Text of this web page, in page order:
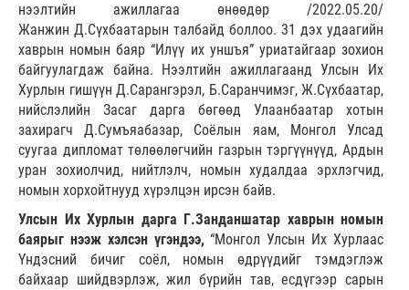
нээлтийн ажиллагаа өнөөдөр /2022.05.20/
Жанжин Д.Сүхбаатарын талбайд боллоо. 31 дэх удаагийн
хаврын номын баяр “Илүү их уншъя” уриатайгаар зохион
байгуулагдаж байна. Нээлтийн ажиллагаанд Улсын Их
Хурлын гишүүн Д.Сарангэрэл, Б.Саранчимэг, Ж.Сүхбаатар,
нийслэлийн Засаг дарга бөгөөд Улаанбаатар хотын
захирагч Д.Сумъяабазар, Соёлын яам, Монгол Улсад
суугаа дипломат төлөөлөгчийн газрын тэргүүнүүд, Ардын
уран зохиолчид, нийтлэлч, номын худалдаа эрхлэгчид,
номын хорхойтнууд хүрэлцэн ирсэн байв.
Улсын Их Хурлын дарга Г.Занданшатар хаврын номын
баярыг нээж хэлсэн үгэндээ, “Монгол Улсын Их Хурлаас
Үндэсний бичиг соёл, номын өдрүүдийг тэмдэглэж
байхаар шийдвэрлэж, жил бүрийн тав, есдүгээр сарын